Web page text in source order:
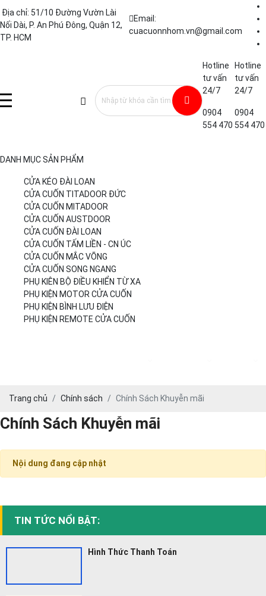
Địa chỉ: 51/10 Đường Vườn Lài
Nối Dài, P. An Phú Đông, Quận 12,
TP. HCM
Email:
cuacuonnhom.vn@gmail.com
Hotline
tư vấn
24/7
0904
554 470
Hotline
tư vấn
24/7
0904
554 470
DANH MỤC SẢN PHẨM
CỬA KÉO ĐÀI LOAN
CỬA CUỐN TITADOOR ĐỨC
CỬA CUỐN MITADOOR
CỬA CUỐN AUSTDOOR
CỬA CUỐN ĐÀI LOAN
CỬA CUỐN TẤM LIỀN - CN ÚC
CỬA CUỐN MẮC VÕNG
CỬA CUỐN SONG NGANG
PHỤ KIÊN BỘ ĐIỀU KHIỂN TỪ XA
PHỤ KIỆN MOTOR CỬA CUỐN
PHỤ KIỆN BÌNH LƯU ĐIỆN
PHỤ KIỆN REMOTE CỬA CUỐN
Trang chủ Chính sách Chính Sách Khuyễn mãi
Chính Sách Khuyễn mãi
Nội dung đang cập nhật
TIN TỨC NỔI BẬT:
Hình Thức Thanh Toán